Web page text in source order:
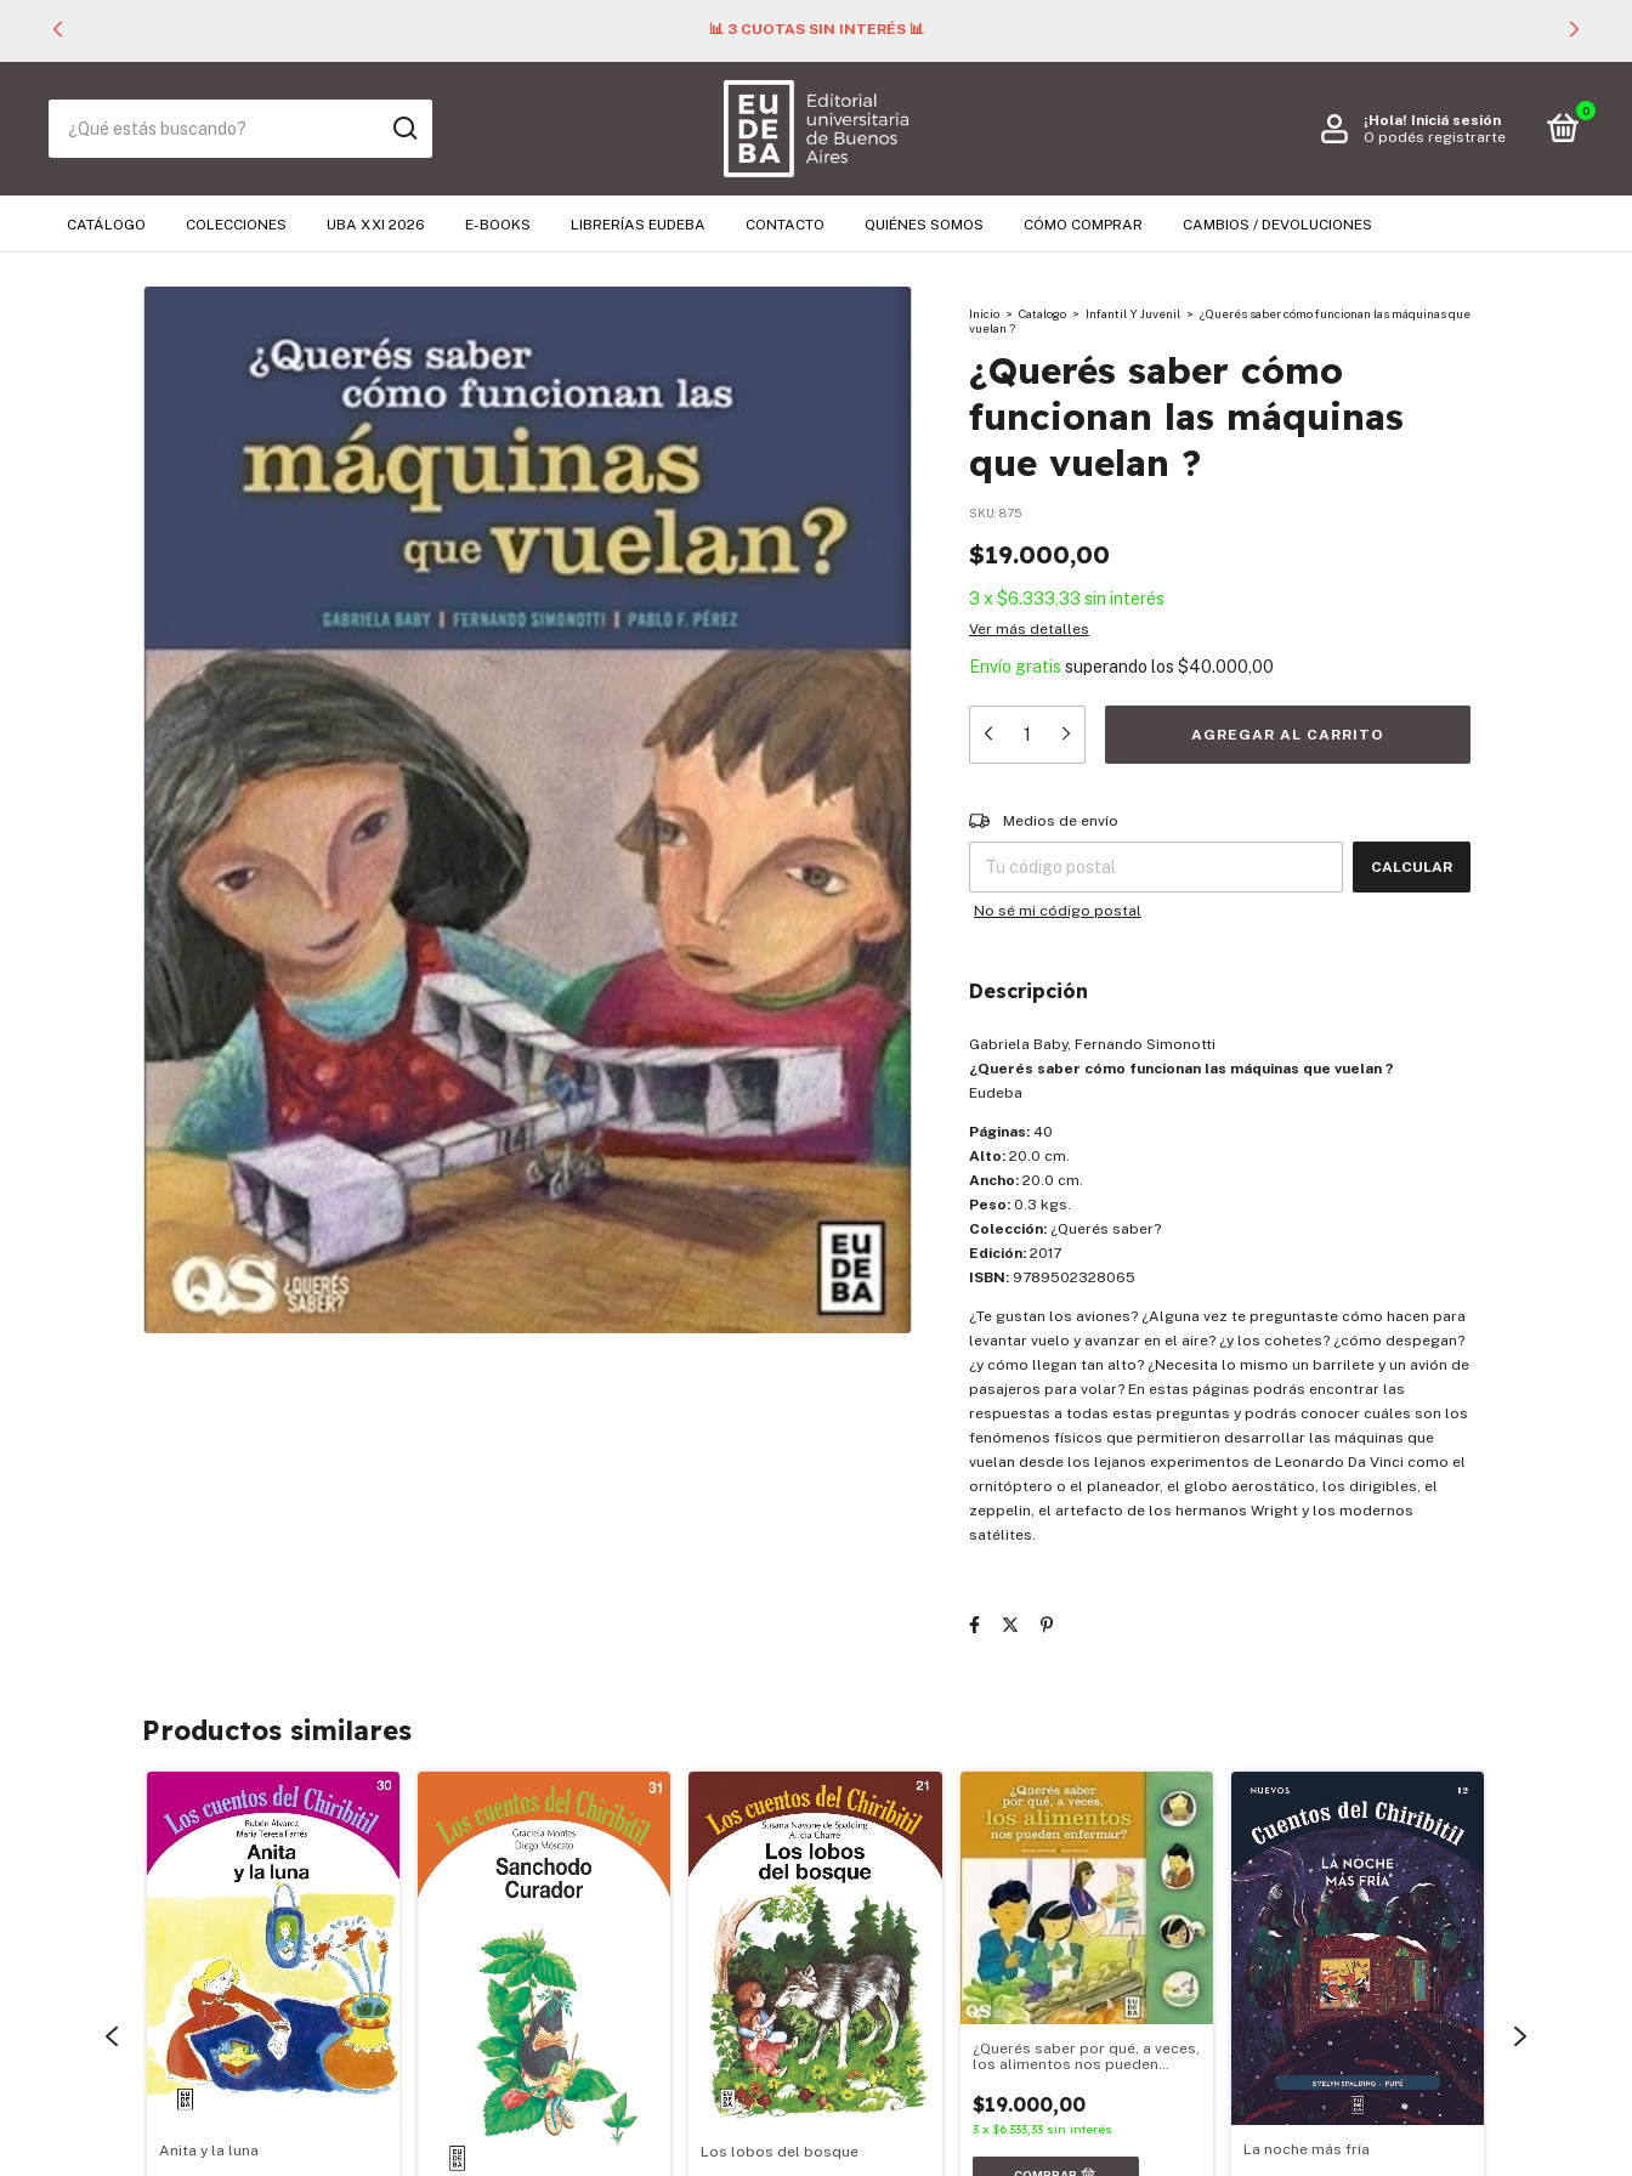
📊 3 CUOTAS SIN INTERÉS 📊
¡Hola! Iniciá sesión
O podés registrarte
0
CATÁLOGO COLECCIONES UBA XXI 2026 E-BOOKS LIBRERÍAS EUDEBA CONTACTO QUIÉNES SOMOS CÓMO COMPRAR CAMBIOS / DEVOLUCIONES
Inicio > Catalogo > Infantil Y Juvenil > ¿Querés saber cómo funcionan las máquinas que
vuelan ?
¿Querés saber cómo
funcionan las máquinas
que vuelan ?
SKU: 875
$19.000,00
3 x $6.333,33 sin interés
Ver más detalles
Envío gratis superando los $40.000,00
Entregas para el CP:
Medios de envío
CALCULAR
No sé mi código postal
Descripción
Gabriela Baby, Fernando Simonotti
¿Querés saber cómo funcionan las máquinas que vuelan ?
Eudeba
Páginas: 40
Alto: 20.0 cm.
Ancho: 20.0 cm.
Peso: 0.3 kgs.
Colección: ¿Querés saber?
Edición: 2017
ISBN: 9789502328065
¿Te gustan los aviones? ¿Alguna vez te preguntaste cómo hacen para
levantar vuelo y avanzar en el aire? ¿y los cohetes? ¿cómo despegan?
¿y cómo llegan tan alto? ¿Necesita lo mismo un barrilete y un avión de
pasajeros para volar? En estas páginas podrás encontrar las
respuestas a todas estas preguntas y podrás conocer cuáles son los
fenómenos físicos que permitieron desarrollar las máquinas que
vuelan desde los lejanos experimentos de Leonardo Da Vinci como el
ornitóptero o el planeador, el globo aerostático, los dirigibles, el
zeppelin, el artefacto de los hermanos Wright y los modernos
satélites.
Productos similares
Anita y la luna Los lobos del bosque
¿Querés saber por qué, a veces,
los alimentos nos pueden
$19.000,00
3 x $6.333,33 sin interés
La noche más fría